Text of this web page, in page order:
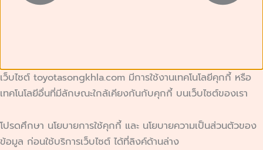
เว็บไซต์ toyotasongkhla.com มีการใช้งานเทคโนโลยีคุกกี้ หรือ
เทคโนโลยีอื่นที่มีลักษณะใกล้เคียงกันกับคุกกี้ บนเว็บไซต์ของเรา
โปรดศึกษา นโยบายการใช้คุกกี้ และ นโยบายความเป็นส่วนตัวของ
ข้อมูล ก่อนใช้บริการเว็บไซต์ ได้ที่ลิงค์ด้านล่าง